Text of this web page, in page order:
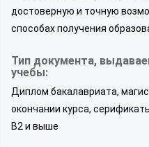
достоверную и точную
способах получения
Тип документа,
учебы:
Диплом бакалавриата,
окончании курса,
В2 и выше